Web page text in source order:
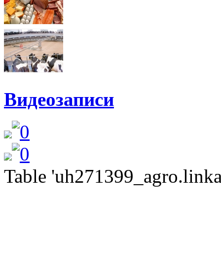
Видеозаписи
Table